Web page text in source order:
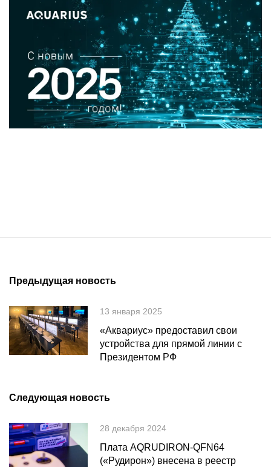
Предыдущая новость
13 января 2025
«Аквариус» предоставил свои
устройства для прямой линии с
Президентом РФ
Следующая новость
28 декабря 2024
Плата AQRUDIRON-QFN64
(«Рудирон») внесена в реестр